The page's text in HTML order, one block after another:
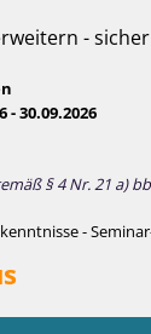
-
- 30.09.2026
§ 4 Nr. 21 a)
-